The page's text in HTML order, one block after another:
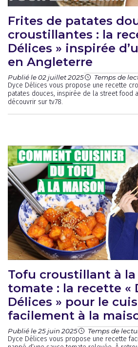
Frites de patates
croustillantes : la
Délices » inspirée
en Angleterre
Publié le 02 juillet 2025 Temps de
Dyce Délices vous propose une recette
patates douces, inspirée de la street food
découvrir sur tv78.
Tofu croustillant à la
tomate : la recette «
Délices » pour le
facilement à la
Publié le 25 juin 2025 Temps de
Dyce Délices vous propose une recette